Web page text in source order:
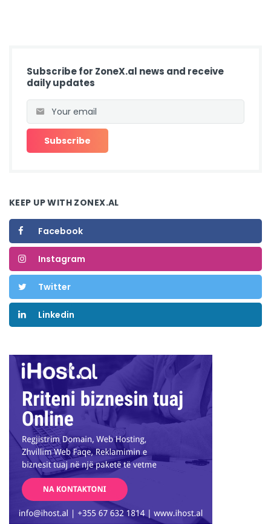
Subscribe for ZoneX.al news and receive
daily updates
KEEP UP WITH ZONEX.AL
Facebook
Instagram
Twitter
Linkedin